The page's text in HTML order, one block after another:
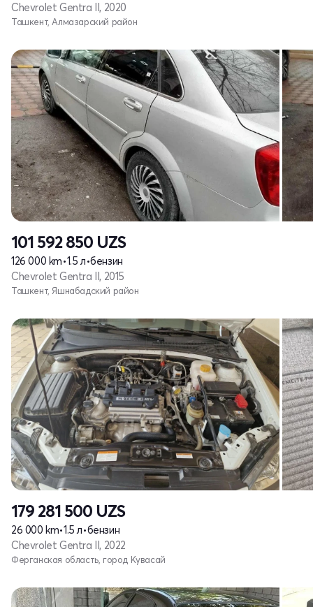
Chevrolet Gentra II, 2020
Ташкент, Алмазарский район
101 592 850 UZS
126 000 km•1.5 л•бензин
Chevrolet Gentra II, 2015
Ташкент, Яшнабадский район
179 281 500 UZS
26 000 km•1.5 л•бензин
Chevrolet Gentra II, 2022
Ферганская область, город Кувасай